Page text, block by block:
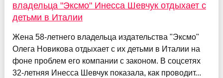
владельца "Эксмо" Инесса Шевчук отдыхает с
детьми в Италии
Жена 58-летнего владельца издательства "Эксмо"
Олега Новикова отдыхает с их детьми в Италии на
фоне проблем его компании с законом. В соцсетях
32-летняя Инесса Шевчук показала, как проводит...